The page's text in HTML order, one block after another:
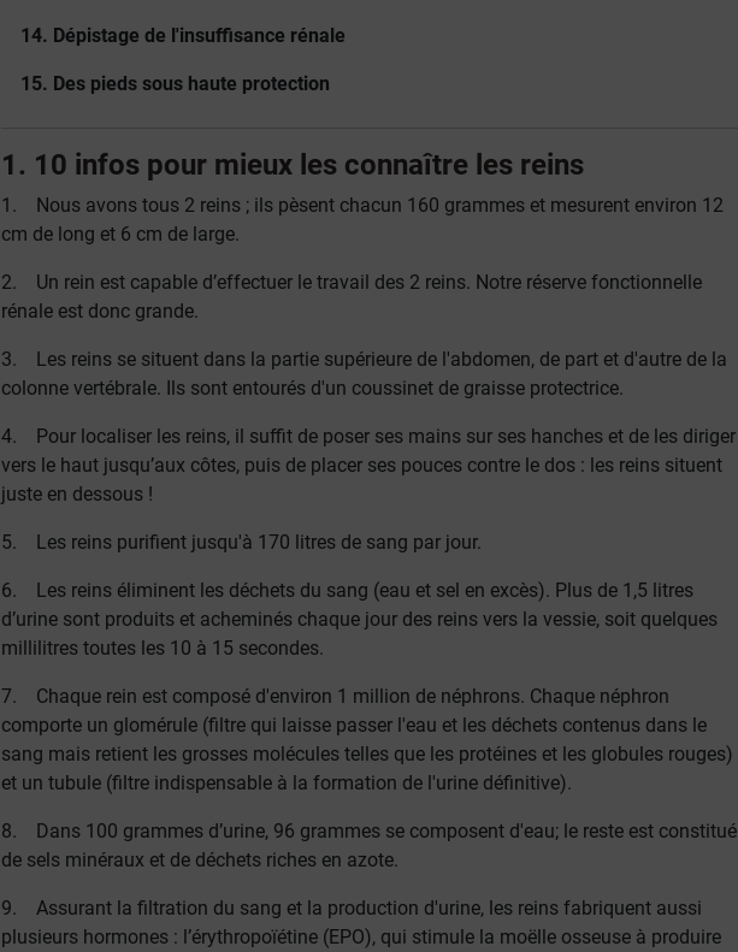
14. Dépistage de l'insuffisance rénale
15. Des pieds sous haute protection
1. 10 infos pour mieux les connaître les reins
1. Nous avons tous 2 reins ; ils pèsent chacun 160 grammes et mesurent environ 12
cm de long et 6 cm de large.
2. Un rein est capable d’effectuer le travail des 2 reins. Notre réserve fonctionnelle
rénale est donc grande.
3. Les reins se situent dans la partie supérieure de l'abdomen, de part et d'autre de la
colonne vertébrale. Ils sont entourés d'un coussinet de graisse protectrice.
4. Pour localiser les reins, il suffit de poser ses mains sur ses hanches et de les diriger
vers le haut jusqu’aux côtes, puis de placer ses pouces contre le dos : les reins situent
juste en dessous !
5. Les reins purifient jusqu'à 170 litres de sang par jour.
6. Les reins éliminent les déchets du sang (eau et sel en excès). Plus de 1,5 litres
d’urine sont produits et acheminés chaque jour des reins vers la vessie, soit quelques
millilitres toutes les 10 à 15 secondes.
7. Chaque rein est composé d'environ 1 million de néphrons. Chaque néphron
comporte un glomérule (filtre qui laisse passer l'eau et les déchets contenus dans le
sang mais retient les grosses molécules telles que les protéines et les globules rouges)
et un tubule (filtre indispensable à la formation de l'urine définitive).
8. Dans 100 grammes d’urine, 96 grammes se composent d'eau; le reste est constitué
de sels minéraux et de déchets riches en azote.
9. Assurant la filtration du sang et la production d'urine, les reins fabriquent aussi
plusieurs hormones : l’érythropoïétine (EPO), qui stimule la moëlle osseuse à produire